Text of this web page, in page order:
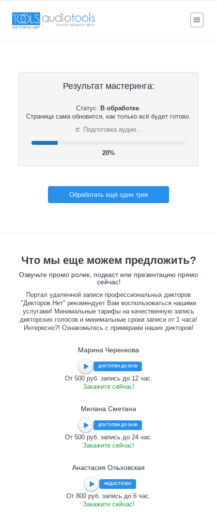
Результат мастеринга:
Статус: В обработке.
Страница сама обновится, как только всё будет готово.
⟳ Подготовка аудио…
21%
Обработать ещё один трек
Что мы еще можем предложить?
Озвучьте промо ролик, подкаст или презентацию прямо
сейчас!
Портал удаленной записи профессиональных дикторов
"Дикторов.Нет" рекомендует Вам воспользоваться нашими
услугами! Минимальные тарифы на качественную запись
дикторских голосов и минимальные сроки записи от 1 часа!
Интересно?! Ознакомьтесь с примерами наших дикторов!
Марина Черенкова
ДОСТУПЕН ДО 23:59
От 500 руб. запись до 12 час.
Закажите сейчас!
Милана Сметана
ДОСТУПЕН ДО 16:00
От 500 руб. запись до 24 час.
Закажите сейчас!
Анастасия Ольховская
НЕДОСТУПЕН
От 800 руб. запись до 6 час.
Закажите сейчас!